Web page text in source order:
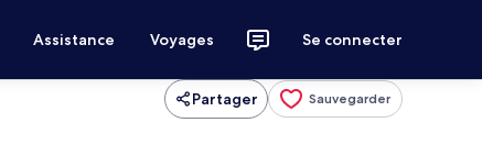
Assistance Voyages Se connecter
Partager Sauvegarder